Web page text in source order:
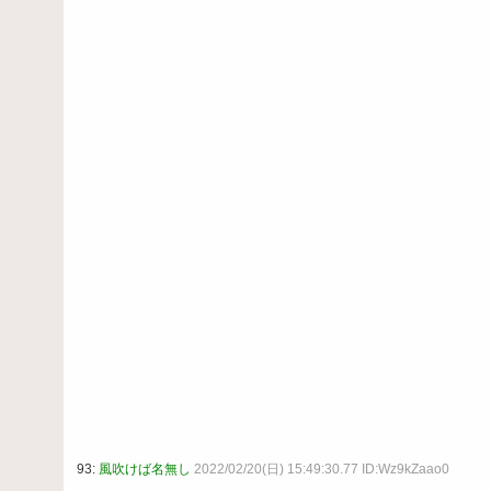
93: 風吹けば名無し 2022/02/20(日) 15:49:30.77 ID:Wz9kZaao0